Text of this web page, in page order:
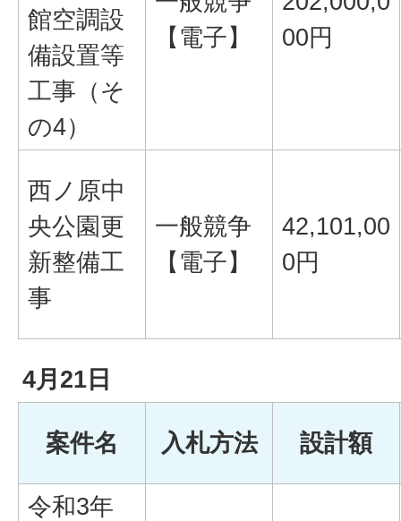
館空調設
備設置等
工事（そ
の4）
【電子】
00円
西ノ原中
央公園更
新整備工
事
一般競争
【電子】
42,101,00
0円
4月21日
案件名 入札方法 設計額
令和3年